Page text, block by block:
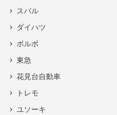
スバル
ダイハツ
ボルボ
東急
花見台自動車
トレモ
ユソーキ